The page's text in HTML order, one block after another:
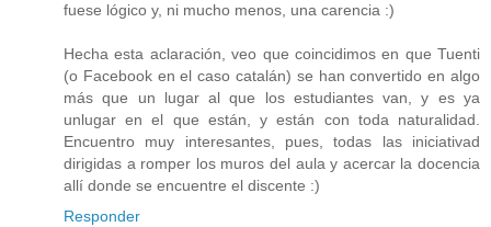
fuese lógico y, ni mucho menos, una carencia :)
Hecha esta aclaración, veo que coincidimos en que Tuenti
(o Facebook en el caso catalán) se han convertido en algo
más que un lugar al que los estudiantes van, y es ya
unlugar en el que están, y están con toda naturalidad.
Encuentro muy interesantes, pues, todas las iniciativad
dirigidas a romper los muros del aula y acercar la docencia
allí donde se encuentre el discente :)
Responder